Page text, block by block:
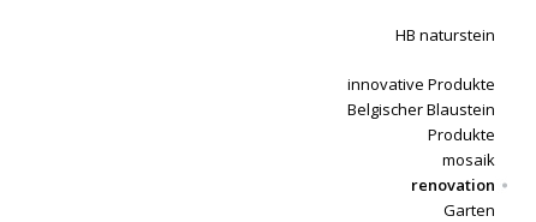
HB naturstein
innovative Produkte
Belgischer Blaustein
Produkte
mosaik
renovation
Garten